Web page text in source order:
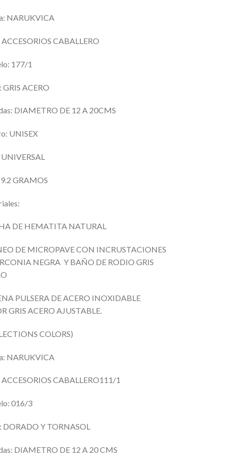
NARUKVICA
ACCESORIOS CABALLERO
177/1
GRIS ACERO
DIAMETRO DE 12 A 20CMS
UNISEX
UNIVERSAL
GRAMOS
DE HEMATITA NATURAL
DE MICROPAVE CON INCRUSTACIONES
NEGRA Y BAÑO DE RODIO GRIS
PULSERA DE ACERO INOXIDABLE
GRIS ACERO AJUSTABLE.
COLORS)
NARUKVICA
ACCESORIOS CABALLERO111/1
016/3
DORADO Y TORNASOL
DIAMETRO DE 12 A 20 CMS